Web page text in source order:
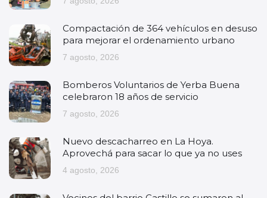
Compactación de 364 vehículos en desuso
para mejorar el ordenamiento urbano
7 agosto, 2026
Bomberos Voluntarios de Yerba Buena
celebraron 18 años de servicio
7 agosto, 2026
Nuevo descacharreo en La Hoya.
Aprovechá para sacar lo que ya no uses
4 agosto, 2026